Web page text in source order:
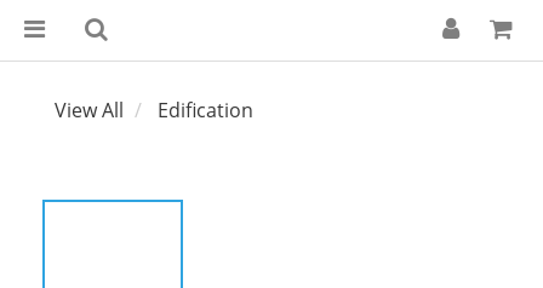
View All Edification